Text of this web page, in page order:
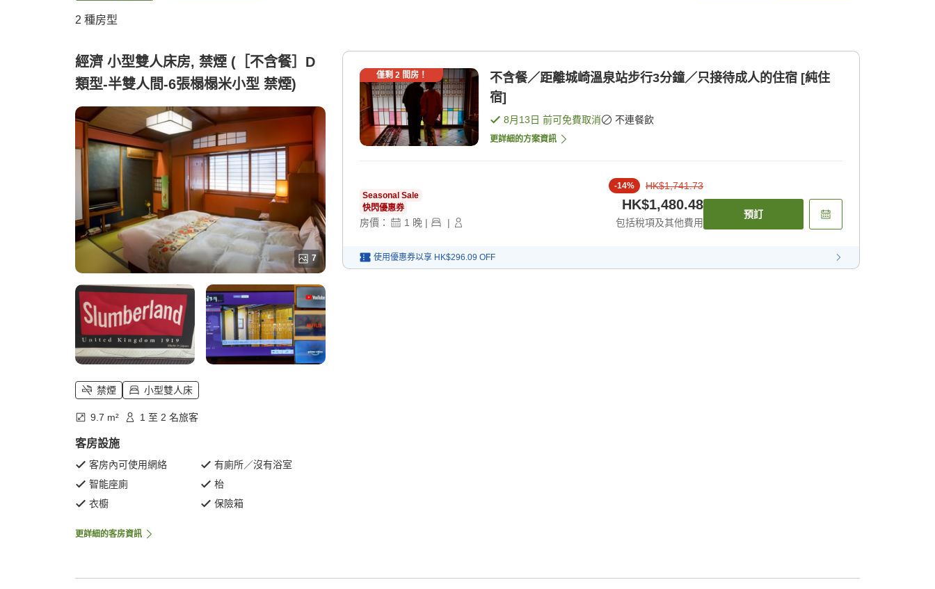
2 種房型
經濟 小型雙人床房, 禁煙 (［不含餐］D
類型-半雙人間-6張榻榻米小型 禁煙)
7
禁煙 小型雙人床
9.7 m² 1 至 2 名旅客
客房設施
客房內可使用網絡
有廁所／沒有浴室
智能座廁
枱
衣櫥
保險箱
更詳細的客房資訊
僅剩 2間房！
不含餐／距離城崎溫泉站步行3分鐘／只接待成人的住宿 [純住
宿]
8月13日 前可免費取消 不連餐飲
更詳細的方案資訊
Seasonal Sale
快閃優惠券
房價： 1 晚 | |
-14% HK$1,741.73
HK$1,480.48
包括稅項及其他費用
預訂
使用優惠券以享 HK$296.09 OFF